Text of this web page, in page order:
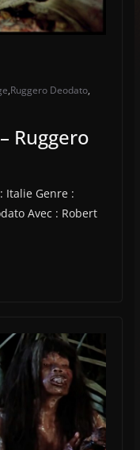
,Ruggero Deodato,
Ruggero
Italie Genre :
Avec : Robert